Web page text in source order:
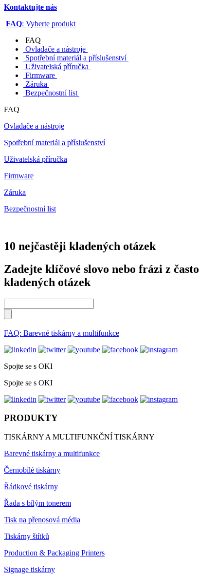
Kontaktujte nás
FAQ: Vyberte produkt
FAQ
Ovladače a nástroje
Spotřební materiál a příslušenství
Uživatelská příručka
Firmware
Záruka
Bezpečnostní list
FAQ
Ovladače a nástroje
Spotřební materiál a příslušenství
Uživatelská příručka
Firmware
Záruka
Bezpečnostní list
10 nejčastěji kladených otázek
Zadejte klíčové slovo nebo frázi z často
kladených otázek
FAQ: Barevné tiskárny a multifunkce
Spojte se s OKI
Spojte se s OKI
PRODUKTY
TISKÁRNY A MULTIFUNKČNÍ TISKÁRNY
Barevné tiskárny a multifunkce
Černobílé tiskárny
Řádkové tiskárny
Řada s bílým tonerem
Tisk na přenosová média
Tiskárny štítků
Production & Packaging Printers
Signage tiskárny